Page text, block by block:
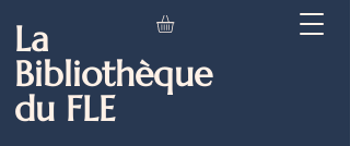
La
Bibliothèque
du FLE